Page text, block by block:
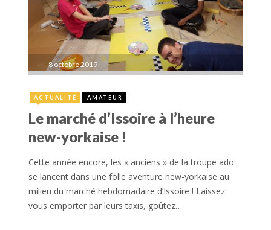
8 octobre 2019
ACTUALITÉ AMATEUR
Le marché d’Issoire à l’heure
new-yorkaise !
Cette année encore, les « anciens » de la troupe ado
se lancent dans une folle aventure new-yorkaise au
milieu du marché hebdomadaire d’Issoire ! Laissez
vous emporter par leurs taxis, goûtez…